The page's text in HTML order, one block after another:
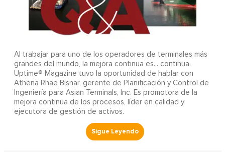
Al trabajar para uno de los operadores de terminales más
grandes del mundo, la mejora continua es... continua.
Uptime® Magazine tuvo la oportunidad de hablar con
Athena Rhae Bisnar, gerente de Planificación y Control de
Ingeniería para Asian Terminals, Inc. Es promotora de la
mejora continua de los procesos, líder en calidad y
ejecutora de gestión de activos.